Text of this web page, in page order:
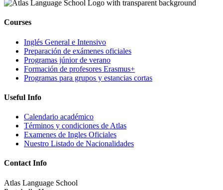
Courses
Inglés General e Intensivo
Preparación de exámenes oficiales
Programas júnior de verano
Formación de profesores Erasmus+
Programas para grupos y estancias cortas
Useful Info
Calendario académico
Términos y condiciones de Atlas
Examenes de Ingles Oficiales
Nuestro Listado de Nacionalidades
Contact Info
Atlas Language School